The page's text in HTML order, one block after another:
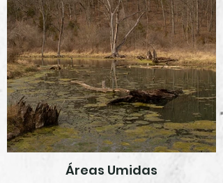
Áreas Umidas